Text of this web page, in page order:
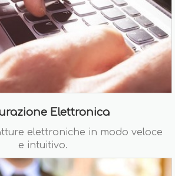
Elettronica
elettroniche in modo veloce
e intuitivo.